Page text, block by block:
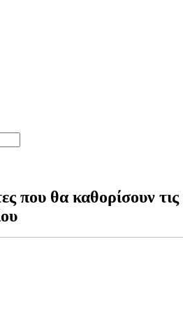
που θα καθορίσουν τις